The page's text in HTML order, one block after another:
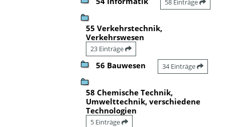
58 Einträge
55 Verkehrstechnik,
Verkehrswesen
23 Einträge
56 Bauwesen 34 Einträge
58 Chemische Technik,
Umwelttechnik, verschiedene
Technologien
5 Einträge